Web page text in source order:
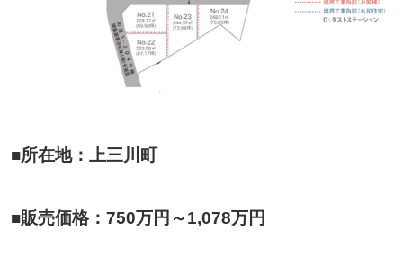
■所在地：上三川町
■販売価格：750万円～1,078万円